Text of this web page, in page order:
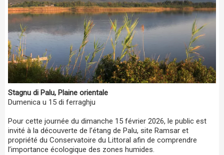
Stagnu di Palu, Plaine orientale
Dumenica u 15 di ferraghju
Pour cette journée du dimanche 15 février 2026, le public est
invité à la découverte de l’étang de Palu, site Ramsar et
propriété du Conservatoire du Littoral afin de comprendre
l’importance écologique des zones humides.